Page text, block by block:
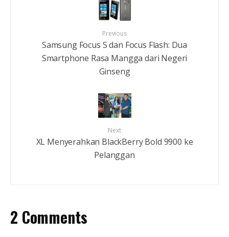
Previous
Samsung Focus S dan Focus Flash: Dua
Smartphone Rasa Mangga dari Negeri
Ginseng
Next
XL Menyerahkan BlackBerry Bold 9900 ke
Pelanggan
2 Comments